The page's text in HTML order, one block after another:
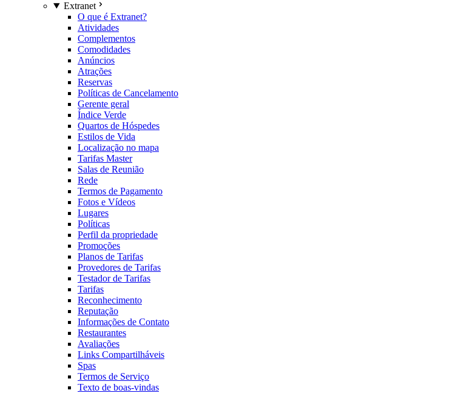
Extranet
O que é Extranet?
Atividades
Complementos
Comodidades
Anúncios
Atrações
Reservas
Políticas de Cancelamento
Gerente geral
Índice Verde
Quartos de Hóspedes
Estilos de Vida
Localização no mapa
Tarifas Master
Salas de Reunião
Rede
Termos de Pagamento
Fotos e Vídeos
Lugares
Políticas
Perfil da propriedade
Promoções
Planos de Tarifas
Provedores de Tarifas
Testador de Tarifas
Tarifas
Reconhecimento
Reputação
Informações de Contato
Restaurantes
Avaliações
Links Compartilháveis
Spas
Termos de Serviço
Texto de boas-vindas